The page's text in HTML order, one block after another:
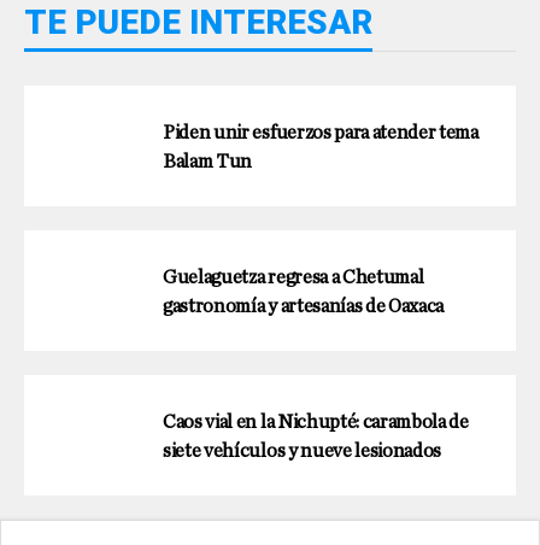
TE PUEDE INTERESAR
Piden unir esfuerzos para atender tema
Balam Tun
Guelaguetza regresa a Chetumal
gastronomía y artesanías de Oaxaca
Caos vial en la Nichupté: carambola de
siete vehículos y nueve lesionados